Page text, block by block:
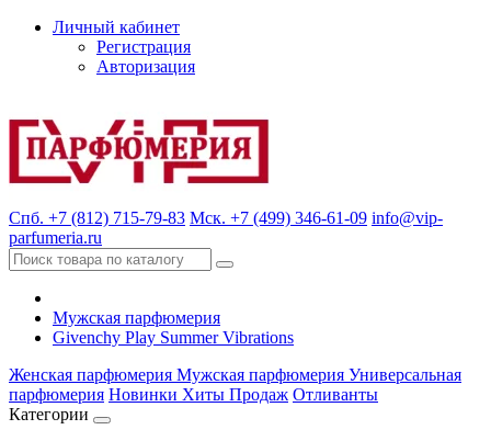
Личный кабинет
Регистрация
Авторизация
Спб. +7 (812) 715-79-83 Мск. +7 (499) 346-61-09 info@vip-
parfumeria.ru
Мужская парфюмерия
Givenchy Play Summer Vibrations
Женская парфюмерия Мужская парфюмерия Универсальная
парфюмерия Новинки Хиты Продаж Отливанты
Категории